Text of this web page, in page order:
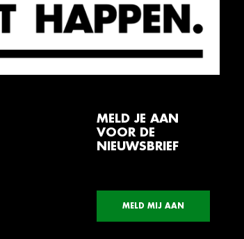
MELD JE AAN
VOOR DE
NIEUWSBRIEF
MELD MIJ AAN